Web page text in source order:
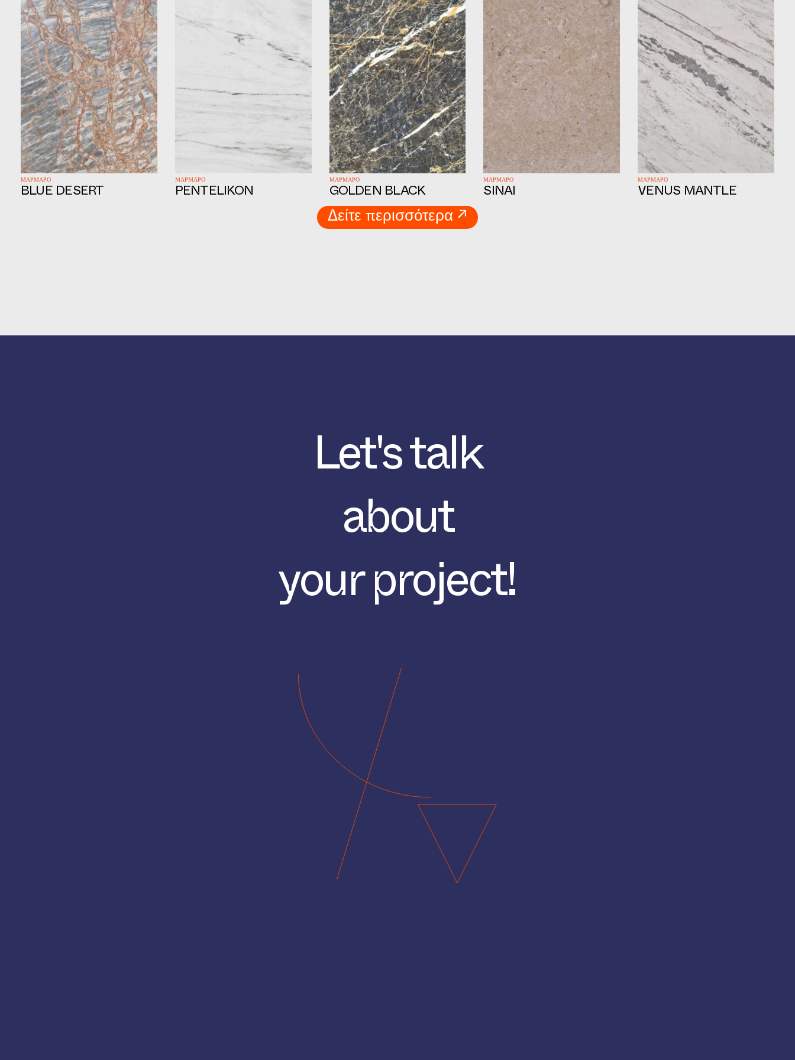
BLUE DESERT
ΜΑΡΜΑΡΟ
PENTELIKON
ΜΑΡΜΑΡΟ
GOLDEN BLACK
ΜΑΡΜΑΡΟ
SINAI
ΜΑΡΜΑΡΟ
VENUS MANTLE
ΜΑΡΜΑΡΟ
Δείτε περισσότερα ↗
Let's talk
about
your project!